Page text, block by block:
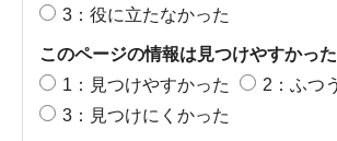
3：役に立たなかった
このページの情報は見つけやすかっ
1：見つけやすかった
2：ふつう
3：見つけにくかった